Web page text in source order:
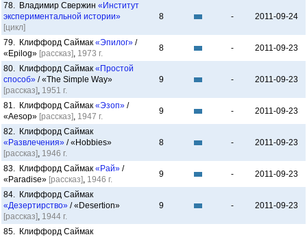
78. Владимир Свержин «Институт
экспериментальной истории»
[цикл]
8 - 2011-09-24
79. Клиффорд Саймак «Эпилог» /
«Epilog» [рассказ], 1973 г.
8 - 2011-09-23
80. Клиффорд Саймак «Простой
способ» / «The Simple Way»
[рассказ], 1951 г.
9 - 2011-09-23
81. Клиффорд Саймак «Эзоп» /
«Aesop» [рассказ], 1947 г.
9 - 2011-09-23
82. Клиффорд Саймак
«Развлечения» / «Hobbies»
[рассказ], 1946 г.
8 - 2011-09-23
83. Клиффорд Саймак «Рай» /
«Paradise» [рассказ], 1946 г.
9 - 2011-09-23
84. Клиффорд Саймак
«Дезертирство» / «Desertion»
[рассказ], 1944 г.
9 - 2011-09-23
85. Клиффорд Саймак